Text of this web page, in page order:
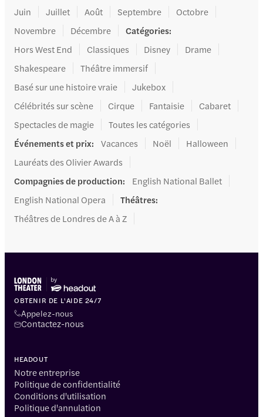
Juin
Juillet Août Septembre
Octobre
Novembre
Décembre Catégories:
Hors West End
Classiques Disney
Drame
Shakespeare
Théâtre immersif
Basé sur une histoire vraie
Jukebox
Célébrités sur scène
Cirque Fantaisie
Cabaret
Spectacles de magie
Toutes les catégories
Événements et prix: Vacances Noël
Halloween
Lauréats des Olivier Awards
Compagnies de production:
English National Ballet
English National Opera
Théâtres:
Théâtres de Londres de A à Z
OBTENIR DE L'AIDE 24/7
Appelez-nous
Contactez-nous
HEADOUT
Notre entreprise
Politique de confidentialité
Conditions d'utilisation
Politique d'annulation